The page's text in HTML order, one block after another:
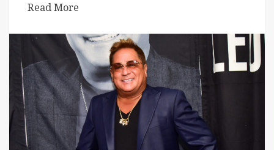
Read More
about
Stefany,
ex-
atriz
mirim
de
“Carrossel”,
desabafa